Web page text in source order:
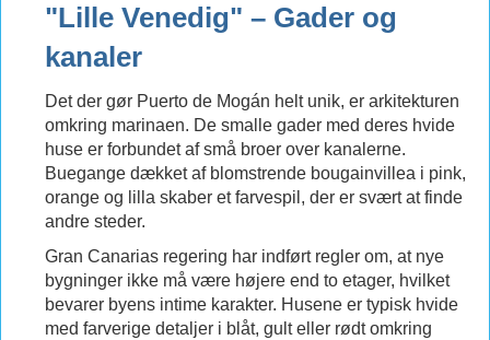
"Lille Venedig" – Gader og
kanaler
Det der gør Puerto de Mogán helt unik, er arkitekturen
omkring marinaen. De smalle gader med deres hvide
huse er forbundet af små broer over kanalerne.
Buegange dækket af blomstrende bougainvillea i pink,
orange og lilla skaber et farvespil, der er svært at finde
andre steder.
Gran Canarias regering har indført regler om, at nye
bygninger ikke må være højere end to etager, hvilket
bevarer byens intime karakter. Husene er typisk hvide
med farverige detaljer i blåt, gult eller rødt omkring